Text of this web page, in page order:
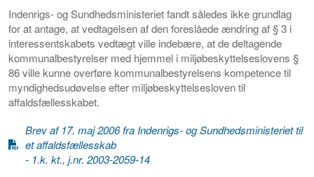
Indenrigs- og Sundhedsministeriet fandt således ikke grundlag
for at antage, at vedtagelsen af den foreslåede ændring af § 3 i
interessentskabets vedtægt ville indebære, at de deltagende
kommunalbestyrelser med hjemmel i miljøbeskyttelseslovens §
86 ville kunne overføre kommunalbestyrelsens kompetence til
myndighedsudøvelse efter miljøbeskyttelsesloven til
affaldsfællesskabet.
Brev af 17. maj 2006 fra Indenrigs- og Sundhedsministeriet til
et affaldsfællesskab
- 1.k. kt., j.nr. 2003-2059-14